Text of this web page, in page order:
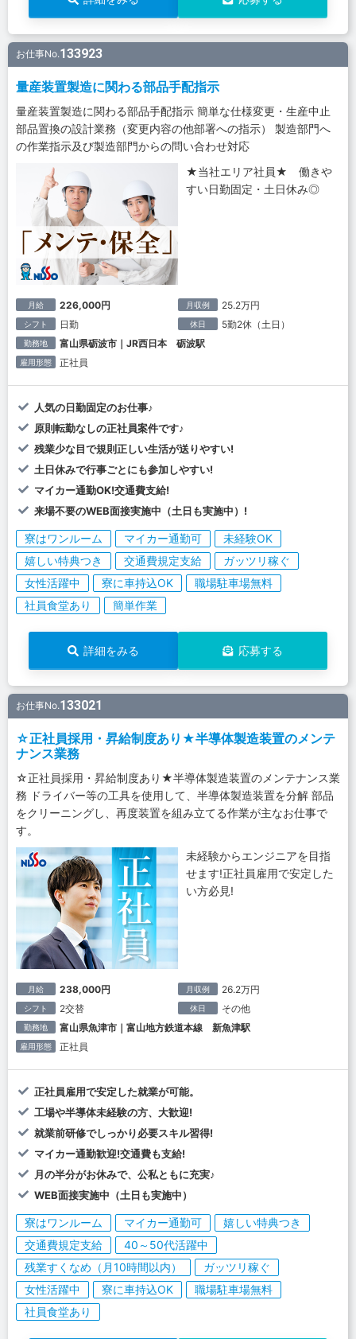
お仕事No.133923
量産装置製造に関わる部品手配指示
量産装置製造に関わる部品手配指示 簡単な仕様変更・生産中止
部品置換の設計業務（変更内容の他部署への指示） 製造部門へ
の作業指示及び製造部門からの問い合わせ対応
★当社エリア社員★ 働きや
すい日勤固定・土日休み◎
月給 226,000円 月収例 25.2万円
シフト 日勤 休日 5勤2休（土日）
勤務地 富山県砺波市｜JR西日本 砺波駅
雇用形態 正社員
人気の日勤固定のお仕事♪
原則転勤なしの正社員案件です♪
残業少な目で規則正しい生活が送りやすい!
土日休みで行事ごとにも参加しやすい!
マイカー通勤OK!交通費支給!
来場不要のWEB面接実施中（土日も実施中）!
寮はワンルーム マイカー通勤可
未経験OK
嬉しい特典つき
交通費規定支給
ガッツリ稼ぐ
女性活躍中
寮に車持込OK
職場駐車場無料
社員食堂あり
簡単作業
詳細をみる 応募する
お仕事No.133021
☆正社員採用・昇給制度あり★半導体製造装置のメンテ
ナンス業務
☆正社員採用・昇給制度あり★半導体製造装置のメンテナンス業
務 ドライバー等の工具を使用して、半導体製造装置を分解 部品
をクリーニングし、再度装置を組み立てる作業が主なお仕事で
す。
未経験からエンジニアを目指
せます!正社員雇用で安定した
い方必見!
月給 238,000円 月収例 26.2万円
シフト 2交替 休日 その他
勤務地 富山県魚津市｜富山地方鉄道本線 新魚津駅
雇用形態 正社員
正社員雇用で安定した就業が可能。
工場や半導体未経験の方、大歓迎!
就業前研修でしっかり必要スキル習得!
マイカー通勤歓迎!交通費も支給!
月の半分がお休みで、公私ともに充実♪
WEB面接実施中（土日も実施中）
寮はワンルーム マイカー通勤可
嬉しい特典つき
交通費規定支給
40～50代活躍中
残業すくなめ（月10時間以内）
ガッツリ稼ぐ
女性活躍中
寮に車持込OK
職場駐車場無料
社員食堂あり